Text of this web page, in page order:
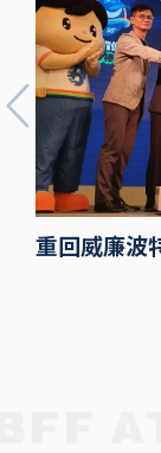
重回威廉波